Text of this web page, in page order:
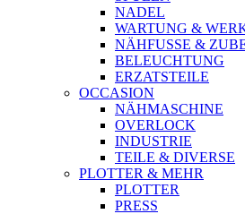
NADEL
WARTUNG &
NÄHFUSSE &
BELEUCHTUNG
ERZATSTEILE
OCCASION
NÄHMASCHINE
OVERLOCK
INDUSTRIE
TEILE & DIVERSE
PLOTTER & MEHR
PLOTTER
PRESS